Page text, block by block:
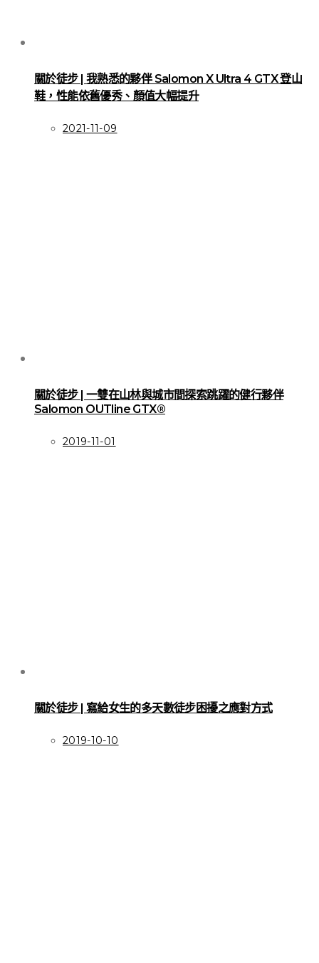
關於徒步 | 我熟悉的夥伴 Salomon X Ultra 4 GTX 登山
鞋，性能依舊優秀、顏值大幅提升
2021-11-09
關於徒步 | 一雙在山林與城市間探索跳躍的健行夥伴
Salomon OUTline GTX®
2019-11-01
關於徒步 | 寫給女生的多天數徒步困擾之應對方式
2019-10-10